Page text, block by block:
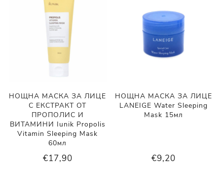
НОЩНА МАСКА ЗА ЛИЦЕ
С ЕКСТРАКТ ОТ
ПРОПОЛИС И
ВИТАМИНИ Iunik Propolis
Vitamin Sleeping Mask
60мл
€17,90
НОЩНА МАСКА ЗА ЛИЦЕ
LANEIGE Water Sleeping
Mask 15мл
€9,20